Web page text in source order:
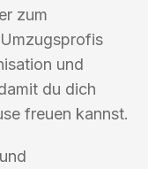
zum
und
du dich
freuen kannst.